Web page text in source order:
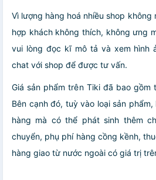
Vì lượng hàng hoá nhiều shop
hợp khách không thích, không ưng
vui lòng đọc kĩ mô tả và xem hình
chat với shop để được tư vấn.
Giá sản phẩm trên Tiki đã bao gồm
Bên cạnh đó, tuỳ vào loại sản
hàng mà có thể phát sinh thêm
chuyển, phụ phí hàng cồng kềnh,
hàng giao từ nước ngoài có giá trị